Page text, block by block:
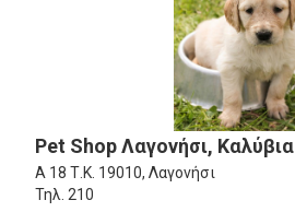
Pet Shop Λαγονήσι, Καλύβια
Α 18 Τ.Κ. 19010, Λαγονήσι
Τηλ. 210